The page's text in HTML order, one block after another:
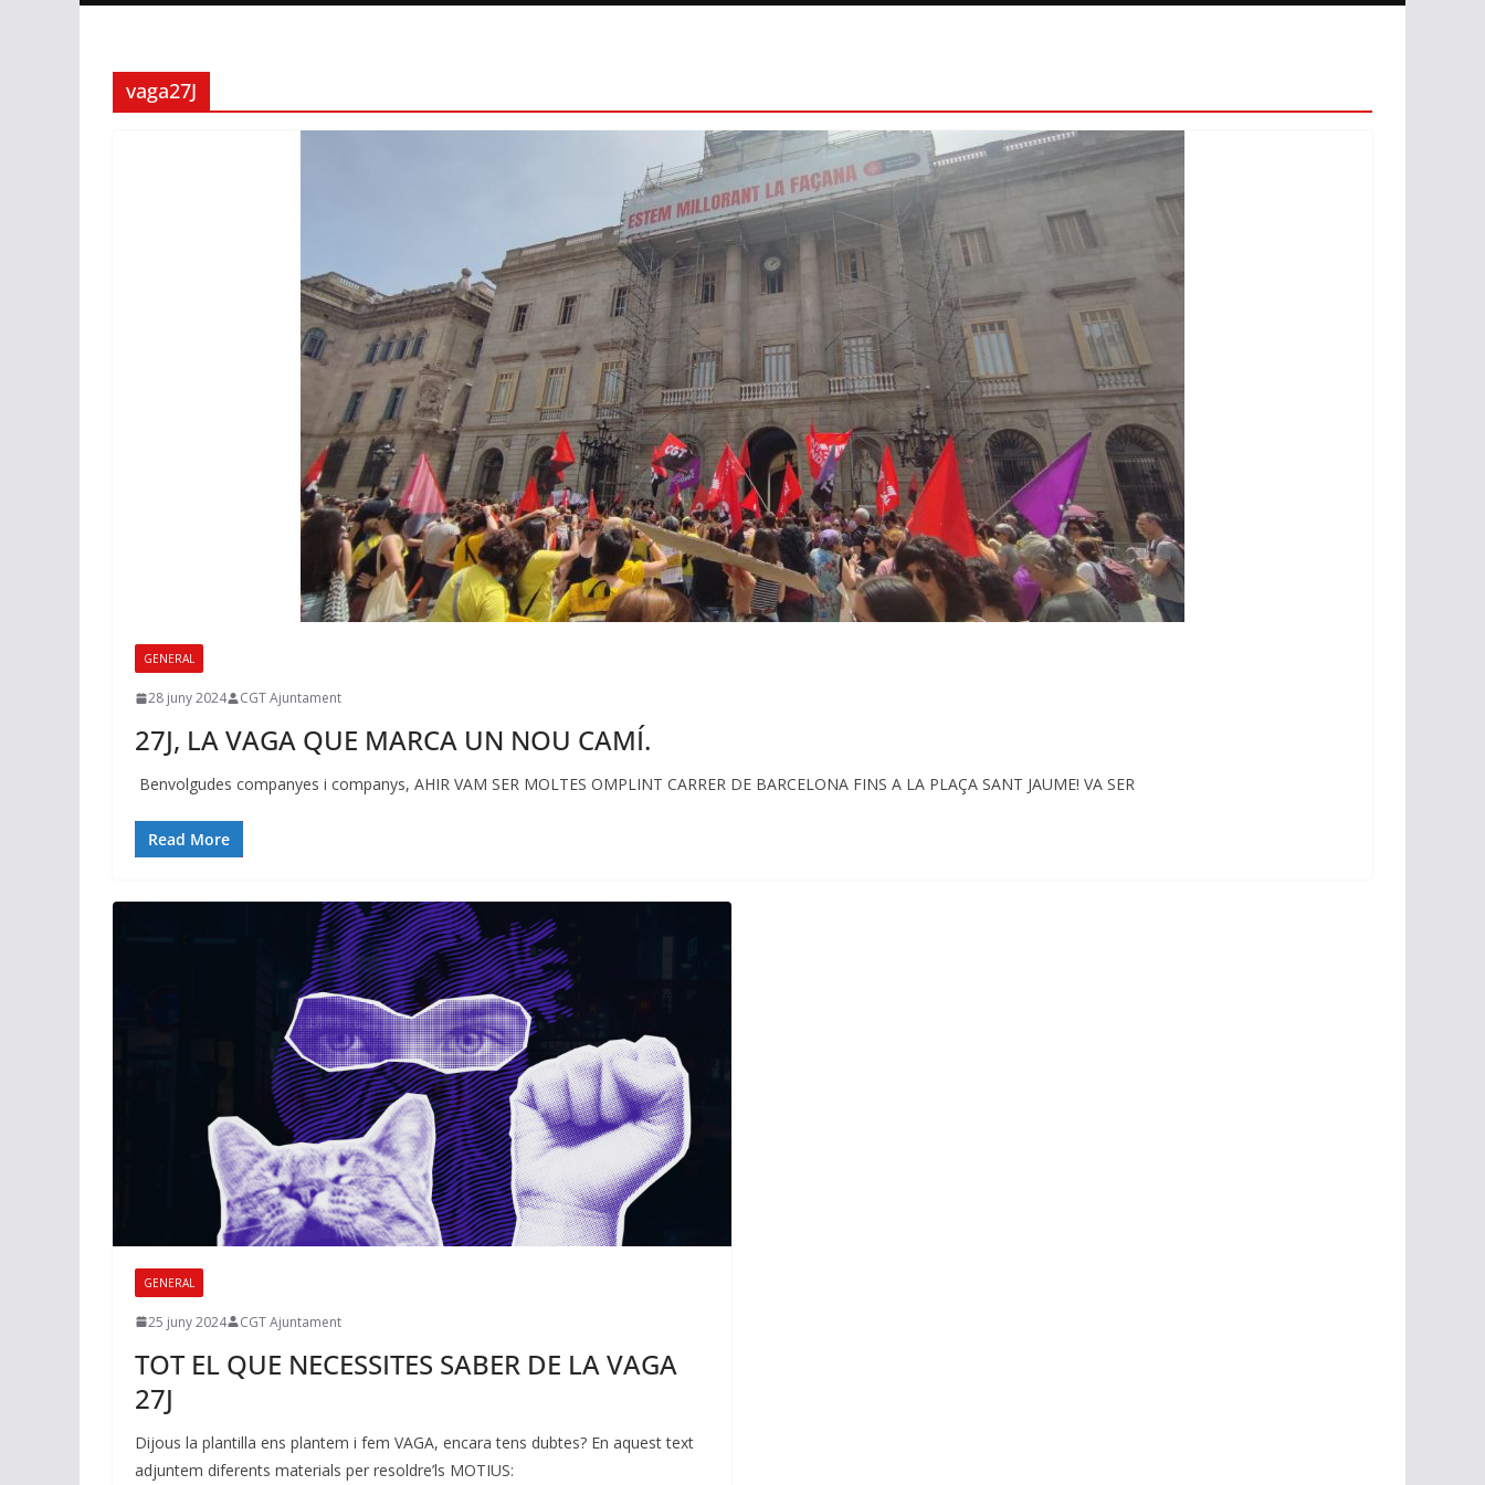
vaga27J
GENERAL
28 juny 2024 CGT Ajuntament
27J, LA VAGA QUE MARCA UN NOU CAMÍ.
Benvolgudes companyes i companys, AHIR VAM SER MOLTES OMPLINT CARRER DE BARCELONA FINS A LA PLAÇA SANT JAUME! VA SER
Read More
GENERAL
25 juny 2024 CGT Ajuntament
TOT EL QUE NECESSITES SABER DE LA VAGA
27J
Dijous la plantilla ens plantem i fem VAGA, encara tens dubtes? En aquest text
adjuntem diferents materials per resoldre’ls MOTIUS: